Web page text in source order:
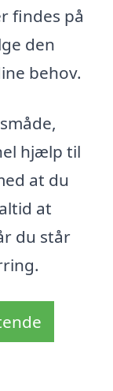
findes på
den
behov.
hjælp til
at du
at
du står